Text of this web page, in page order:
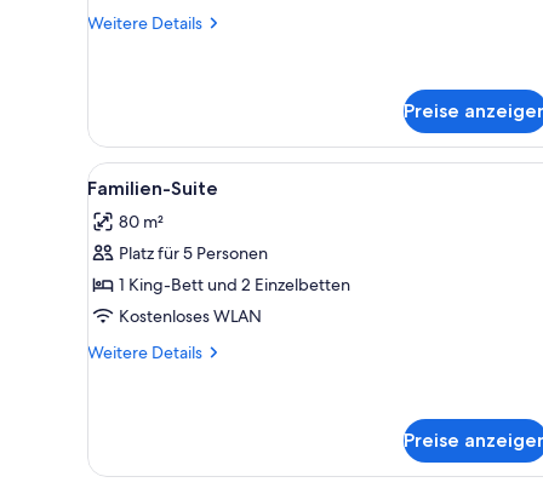
Weitere Details
Weitere
Preise
Alle
Fotos
für
Familien-
Suite
anzeigen
Ein Hotelzimmer mit einem
6
Familien-Suite
80 m²
Platz für 5 Personen
1 King-Bett und 2 Einzelbetten
Kostenloses WLAN
Weitere Details
Weitere
Preise